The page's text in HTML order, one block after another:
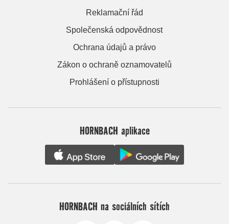
Reklamační řád
Společenská odpovědnost
Ochrana údajů a právo
Zákon o ochraně oznamovatelů
Prohlášení o přístupnosti
HORNBACH aplikace
HORNBACH na sociálních sítích